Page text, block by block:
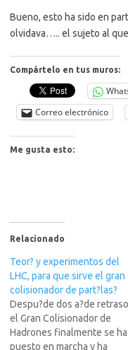
Bueno, esto ha sido en
olvidava….. el sujeto al
Compártelo en tus muros:
Correo electrónico
Me gusta esto:
Relacionado
Teor? y experimentos del
LHC, para que sirve el gran
colisionador de part?las?
Despu?de dos a?de
el Gran Colisionador de
Hadrones finalmente se ha
puesto en marcha y ha